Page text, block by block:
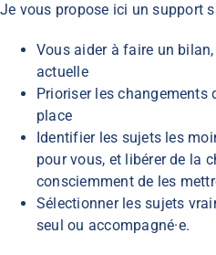
Je vous propose ici un support
Vous aider à faire un
actuelle
Prioriser les changements
place
Identifier les sujets les
pour vous, et libérer de la
consciemment de les
Sélectionner les sujets
seul ou accompagné·e.